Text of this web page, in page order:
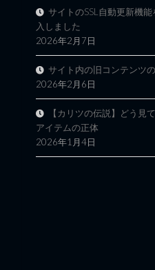
サイトのSSL自動更新機
入しました
2026年2月7日
サイト内の旧コンテンツ
2026年2月6日
【カリツの伝説】どう見
アイテムの正体
2026年1月4日